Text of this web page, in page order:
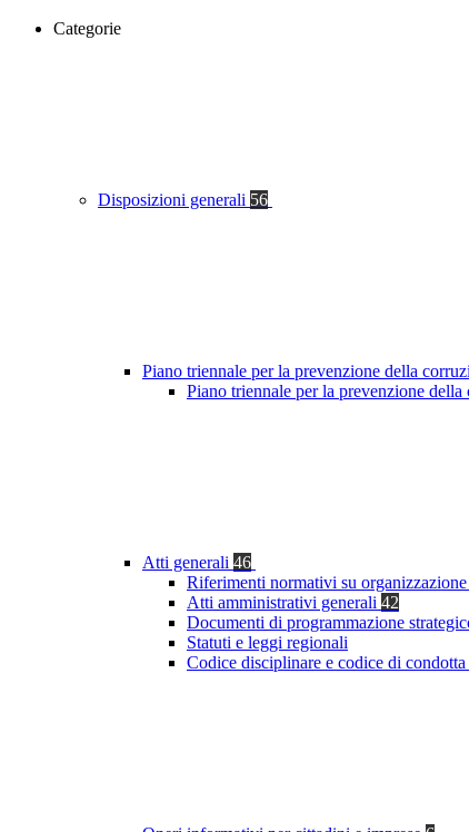
Categorie
Disposizioni generali 56
Piano triennale per la prevenzione della
Piano triennale per la prevenzione
Atti generali 46
Riferimenti normativi su
Atti amministrativi generali 42
Documenti di programmazione
Statuti e leggi regionali
Codice disciplinare e codice di condotta